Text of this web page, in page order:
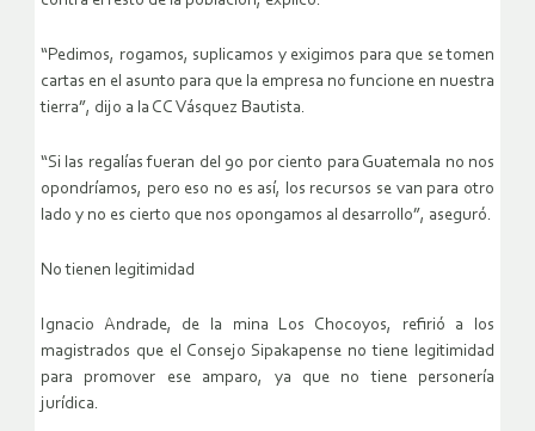
“Pedimos, rogamos, suplicamos y exigimos para que se tomen
cartas en el asunto para que la empresa no funcione en nuestra
tierra”, dijo a la CC Vásquez Bautista.
“Si las regalías fueran del 90 por ciento para Guatemala no nos
opondríamos, pero eso no es así, los recursos se van para otro
lado y no es cierto que nos opongamos al desarrollo”, aseguró.
No tienen legitimidad
Ignacio Andrade, de la mina Los Chocoyos, refirió a los
magistrados que el Consejo Sipakapense no tiene legitimidad
para promover ese amparo, ya que no tiene personería
jurídica.